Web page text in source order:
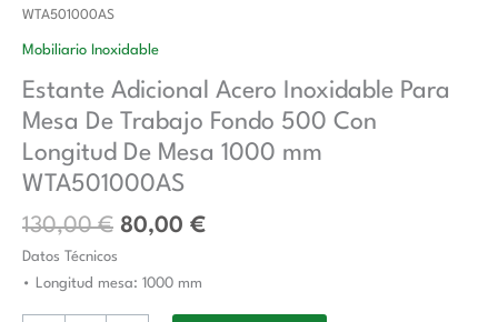
WTA501000AS
Mobiliario Inoxidable
Estante Adicional Acero Inoxidable Para
Mesa De Trabajo Fondo 500 Con
Longitud De Mesa 1000 mm
WTA501000AS
130,00€
era:
80,00 €
Datos Técnicos
• Longitud mesa: 1000 mm
Acero
Inoxidable
Mesa
De
Trabajo
Fondo
Con
Longitud
De